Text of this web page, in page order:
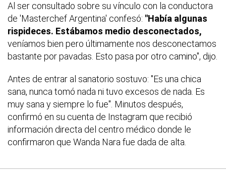
Al ser consultado sobre su vínculo con la conductora
de 'Masterchef Argentina' confesó: "Había algunas
rispideces. Estábamos medio desconectados,
veníamos bien pero últimamente nos desconectamos
bastante por pavadas. Esto pasa por otro camino", dijo.
Antes de entrar al sanatorio sostuvo: "Es una chica
sana, nunca tomó nada ni tuvo excesos de nada. Es
muy sana y siempre lo fue". Minutos después,
confirmó en su cuenta de Instagram que recibió
información directa del centro médico donde le
confirmaron que Wanda Nara fue dada de alta.